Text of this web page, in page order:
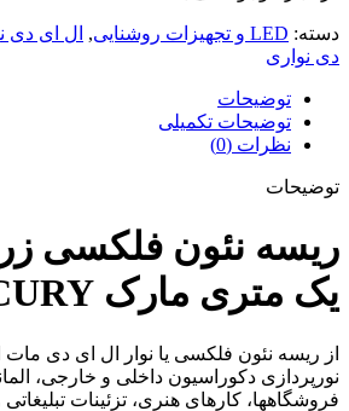
دسته: LED و تجهیزات روشنایی , ال ای دی
دی نواری
توضیحات
توضیحات تکمیلی
نظرات (0)
توضیحات
ریسه نئون فلکسی
یک متری مارک MERCURY
از ریسه نئون فلکسی یا نوار ال ای دی مات
نورپردازی دکوراسیون داخلی و خارجی،
فروشگاهها، کارهای هنری، تزئینات